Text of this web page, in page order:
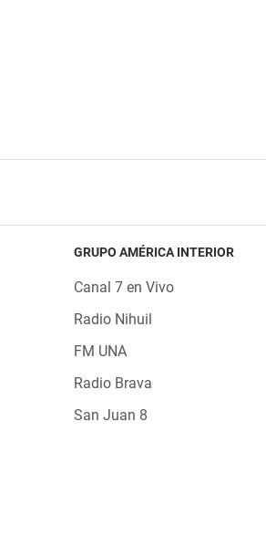
GRUPO AMÉRICA INTERIOR
Canal 7 en Vivo
Radio Nihuil
FM UNA
Radio Brava
San Juan 8